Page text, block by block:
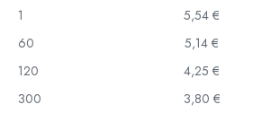
1
5,54 €
60
5,14 €
120
4,25 €
300
3,80 €